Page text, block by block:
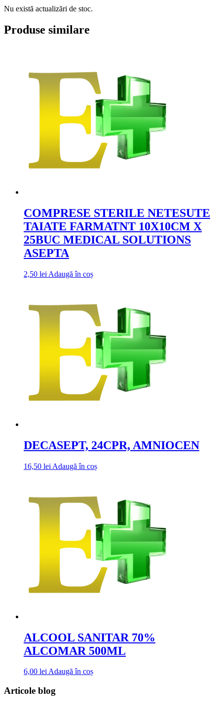
Nu există actualizări de stoc.
Produse similare
COMPRESE STERILE NETESUTE
TAIATE FARMATNT 10X10CM X
25BUC MEDICAL SOLUTIONS
ASEPTA
2,50 lei Adaugă în coș
DECASEPT, 24CPR, AMNIOCEN
16,50 lei Adaugă în coș
ALCOOL SANITAR 70%
ALCOMAR 500ML
6,00 leiAdaugă în coș
Articole blog